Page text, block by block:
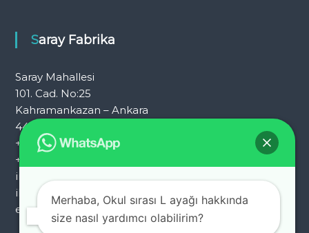
Saray Fabrika
Saray Mahallesi
101. Cad. No:25
Kahramankazan – Ankara
444 7 054
+90 312 353 25 72
+90 312 353 25 92
info@ademkocplastik.com.tr
ihracat@ademkocplastik.com.tr
export@ademkocplastik.com.tr
Merhaba, Okul sırası L ayağı hakkında
size nasıl yardımcı olabilirim?